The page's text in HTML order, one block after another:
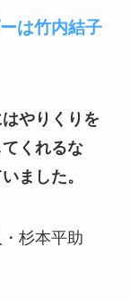
は竹内結子
やりくりを
くれるな
ました。
杉本平助